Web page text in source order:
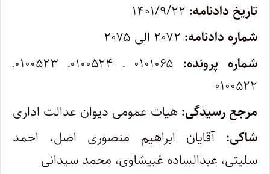
تاریخ دادنامه:
شماره دادنامه:
شماره پرونده:
۰۱۰۱۰۶۵ ـ ۰۱۰۰۵۲۴ـ ۰۱۰۰۵۲۳ـ
۰۱۰۰۵۲۲
مرجع رسیدگی: هیات عمومی دیوان عدالت اداری
شاکی: آقایان ابراهیم منصوری اصل، احمد
سلیتی، عبدالساده غبیشاوی، محمد سیدانی